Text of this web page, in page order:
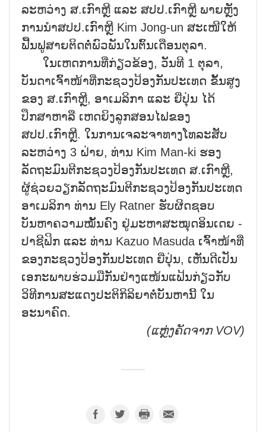
ລະຫວ່າງ ສ.ເກົາຫຼີ ແລະ ສປປ.ເກົາຫຼີ ພາຍຫຼັງ
ການນຳສປປ.ເກົາຫຼີ Kim Jong-un ສະເໜີໃຫ້
ຟື້ນຟູສາຍຕິດຕໍ່ພົວພັນໃນຕົ້ນເດືອນຕຸລາ.
ໃນເຫດການທີ່ກ່ຽວຂ້ອງ, ວັນທີ 1 ຕຸລາ,
ບັນດາເຈົ້າໜ້າທີ່ກະຊວງປ້ອງກັນປະເທດ ຂັ້ນສູງ
ຂອງ ສ.ເກົາຫຼີ, ອາເມລິກາ ແລະ ຍີ່ປຸ່ນ ໄດ້
ປຶກສາຫາລື ເຫດຍິງລູກສອນໄຟຂອງ
ສປປ.ເກົາຫຼີ. ໃນການເຈລະຈາທາງໂທລະສັບ
ລະຫວ່າງ 3 ຝ່າຍ, ທ່ານ Kim Man-ki ຮອງ
ລັດຖະມົນຕີກະຊວງປ້ອງກັນປະເທດ ສ.ເກົາຫຼີ,
ຜູ້ຊ່ວຍວຽກລັດຖະມົນຕີກະຊວງປ້ອງກັນປະເທດ
ອາເມລິກາ ທ່ານ Ely Ratner ຮັບຜິດຊອບ
ບັນຫາຄວາມໝັ້ນຄົງ ຢູ່ມະຫາສະໝຸດອິນເດຍ -
ປາຊີຟິກ ແລະ ທ່ານ Kazuo Masuda ເຈົ້າໜ້າທີ່
ຂອງກະຊວງປ້ອງກັນປະເທດ ຍີ່ປຸ່ນ, ເຫັນດີເປັນ
ເອກະພາບຮ່ວມມືກັນຢ່າງແໜ້ນແຟ້ນກ່ຽວກັບ
ວິທີການສະແດງປະຕິກິລິຍາຕໍ່ບັນຫານີ້ ໃນ
ອະນາຄົດ.
(ແຫຼ່ງຄັດຈາກ VOV)